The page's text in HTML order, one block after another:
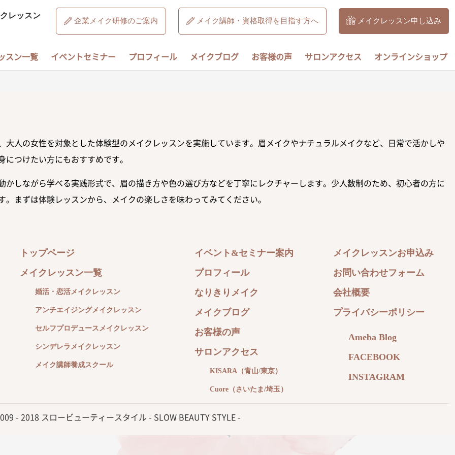
レッスン
企業メイク研修のご案内 メイク講師・資格取得を目指す方へ メイクレッスン申し込み
スン一覧 イベントセミナー プロフィール メイクブログ お客様の声 サロンアクセス オンラインショップ
人の女性を対象とした体験型のメイクレッスンを実施しています。眉メイクやナチュラルメイクなど、日常で活かしや
つけたい方にもおすすめです。
しながら学べる実践形式で、眉の描き方や色の選び方などを丁寧にレクチャーします。少人数制のため、初心者の方に
まずは体験レッスンから、メイクの楽しさを味わってみてください。
トップページ
メイクレッスン一覧
婚活・恋活メイクレッスン
アンチエイジングメイクレッスン
セルフプロデュースメイクレッスン
シンデレラメイクレッスン
メイク講師養成スクール
イベント&セミナー案内
プロフィール
なりきりメイク
メイクブログ
お客様の声
サロンアクセス
KISARA（青山/東京）
Cuore（さいたま/埼玉）
メイクレッスンお申込み
お問い合わせフォーム
会社概要
プライバシーポリシー
Ameba Blog
FACEBOOK
INSTAGRAM
- 2018 スロービューティースタイル - SLOW BEAUTY STYLE -